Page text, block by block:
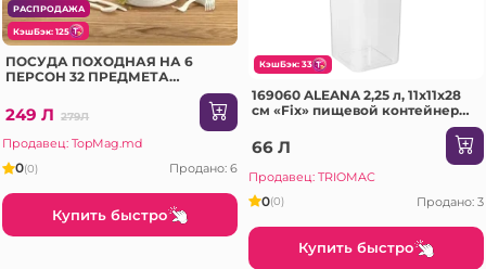
РАСПРОДАЖА
КэшБэк: 125
ПОСУДА ПОХОДНАЯ НА 6
ПЕРСОН 32 ПРЕДМЕТА
249 Л 279Л
Продавец: TopMag.md
0(0) Продано: 6
Купить быстро
КэшБэк: 33
169060 ALEANA 2,25 л, 11x11x28
см «Fix» пищевой контейнер
66 Л
Продавец: TRIOMAC
0(0) Продано: 3
Купить быстро